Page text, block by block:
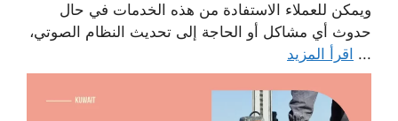
ويمكن للعملاء الاستفادة من هذه الخدمات في حال
حدوث أي مشاكل أو الحاجة إلى تحديث النظام الصوتي،
... اقرأ المزيد